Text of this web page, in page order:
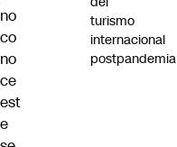
no
co
no
ce
est
e
turismo
internacional
postpandemia